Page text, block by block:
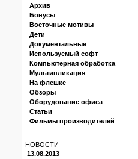
Архив
Бонусы
Восточные мотивы
Дети
Документальные
Используемый софт
Компьютерная обработка
Мультипликация
На флешке
Обзоры
Оборудование офиса
Статьи
Фильмы производителей
НОВОСТИ
13.08.2013